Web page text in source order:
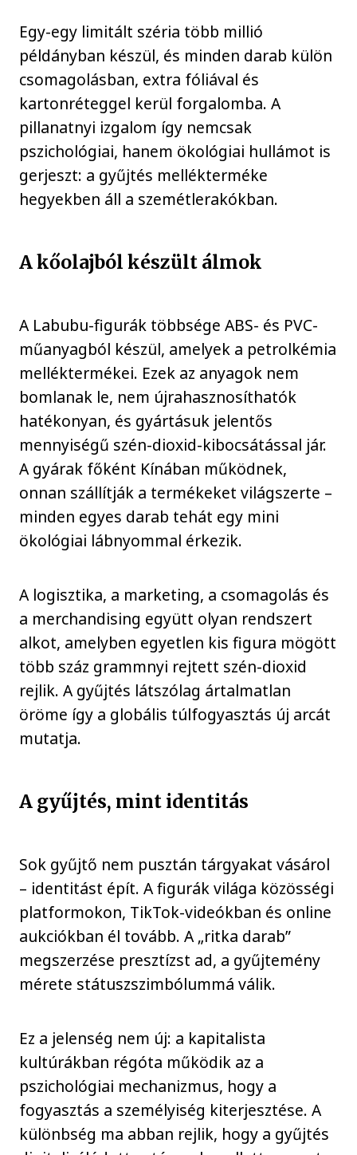
Egy-egy limitált széria több millió
példányban készül, és minden darab külön
csomagolásban, extra fóliával és
kartonréteggel kerül forgalomba. A
pillanatnyi izgalom így nemcsak
pszichológiai, hanem ökológiai hullámot is
gerjeszt: a gyűjtés mellékterméke
hegyekben áll a szemétlerakókban.
A kőolajból készült álmok
A Labubu-figurák többsége ABS- és PVC-
műanyagból készül, amelyek a petrolkémia
melléktermékei. Ezek az anyagok nem
bomlanak le, nem újrahasznosíthatók
hatékonyan, és gyártásuk jelentős
mennyiségű szén-dioxid-kibocsátással jár.
A gyárak főként Kínában működnek,
onnan szállítják a termékeket világszerte –
minden egyes darab tehát egy mini
ökológiai lábnyommal érkezik.
A logisztika, a marketing, a csomagolás és
a merchandising együtt olyan rendszert
alkot, amelyben egyetlen kis figura mögött
több száz grammnyi rejtett szén-dioxid
rejlik. A gyűjtés látszólag ártalmatlan
öröme így a globális túlfogyasztás új arcát
mutatja.
A gyűjtés, mint identitás
Sok gyűjtő nem pusztán tárgyakat vásárol
– identitást épít. A figurák világa közösségi
platformokon, TikTok-videókban és online
aukciókban él tovább. A „ritka darab”
megszerzése presztízst ad, a gyűjtemény
mérete státuszszimbólummá válik.
Ez a jelenség nem új: a kapitalista
kultúrákban régóta működik az a
pszichológiai mechanizmus, hogy a
fogyasztás a személyiség kiterjesztése. A
különbség ma abban rejlik, hogy a gyűjtés